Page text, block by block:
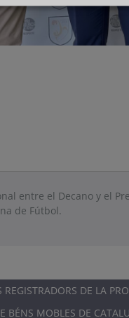
entre el Decano y el
de Fútbol.
DE LA
BÉNS MOBLES DE